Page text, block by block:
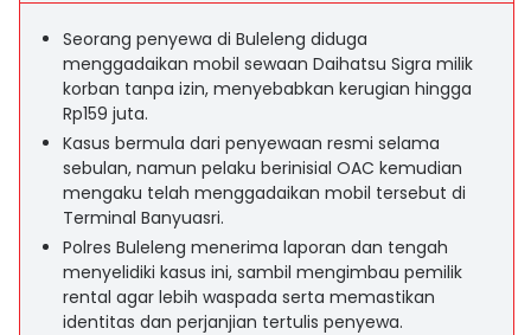
Seorang penyewa di Buleleng diduga
menggadaikan mobil sewaan Daihatsu Sigra milik
korban tanpa izin, menyebabkan kerugian hingga
Rp159 juta.
Kasus bermula dari penyewaan resmi selama
sebulan, namun pelaku berinisial OAC kemudian
mengaku telah menggadaikan mobil tersebut di
Terminal Banyuasri.
Polres Buleleng menerima laporan dan tengah
menyelidiki kasus ini, sambil mengimbau pemilik
rental agar lebih waspada serta memastikan
identitas dan perjanjian tertulis penyewa.